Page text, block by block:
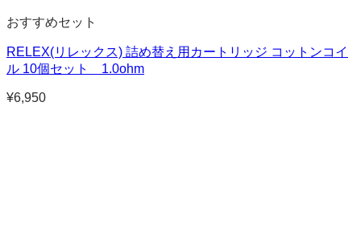
おすすめセット
RELEX(リレックス) 詰め替え用カートリッジ コットンコイ
ル 10個セット 1.0ohm
¥6,950